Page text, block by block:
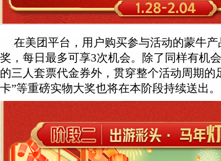
在美团平台，用户购买参与活动的蒙牛
奖，每日最多可享3次机会。除了同样有机
的三人套票代金券外，贯穿整个活动周期的
卡”等重磅实物大奖也将在本阶段持续送出。